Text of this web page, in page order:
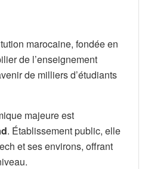
marocaine, fondée en
de l’enseignement
de milliers d’étudiants
majeure est
. Établissement public, elle
et ses environs, offrant